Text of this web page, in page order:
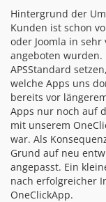
Hintergrund der
Kunden ist schon
oder Joomla in sehr
angeboten wurden.
APSStandard
welche Apps uns
bereits vor
Apps nur noch auf
mit unserem
war. Als
Grund auf neu
angepasst. Ein
nach erfolgreicher
OneClickApp.